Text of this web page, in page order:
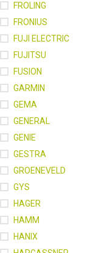
FROLING
FRONIUS
FUJI ELECTRIC
FUJITSU
FUSION
GARMIN
GEMA
GENERAL
GENIE
GESTRA
GROENEVELD
GYS
HAGER
HAMM
HANIX